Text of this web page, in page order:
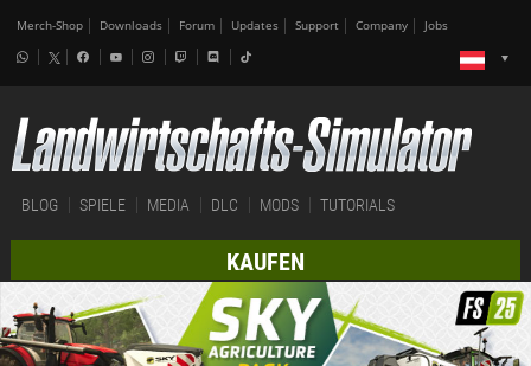
Merch-Shop Downloads Forum Updates Support Company Jobs
BLOG SPIELE MEDIA DLC MODS TUTORIALS
KAUFEN